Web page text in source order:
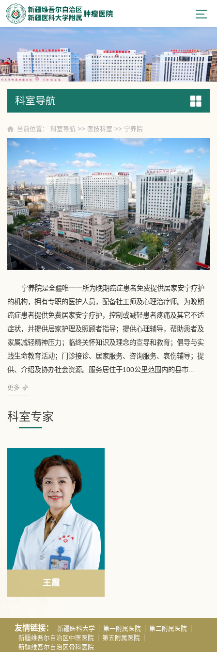
科室导航
科室导航
当前位置： 科室导航 >> 医技科室 >> 宁养院
宁养院是全疆唯一一所为晚期癌症患者免费提供居家安宁疗护
的机构，拥有专职的医护人员，配备社工师及心理治疗师。为晚期
癌症患者提供免费居家安宁疗护，控制或减轻患者疼痛及其它不适
症状，并提供居家护理及照顾者指导；提供心理辅导，帮助患者及
家属减轻精神压力；临终关怀知识及理念的宣导和教育；倡导与实
践生命教育活动；门诊接诊、居家服务、咨询服务、哀伤辅导；提
供、介绍及协办社会资源。服务居住于100公里范围内的县市...
更多
科室专家
王霞
友情链接： 新疆医科大学 第一附属医院
第二附属医院
新疆维吾尔自治区中医医院
第五附属医院
新疆维吾尔自治区骨科医院